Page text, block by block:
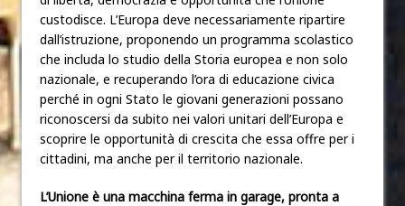
custodisce. L’Europa deve necessariamente ripartire
dall’istruzione, proponendo un programma scolastico
che includa lo studio della Storia europea e non solo
nazionale, e recuperando l’ora di educazione civica
perché in ogni Stato le giovani generazioni possano
riconoscersi da subito nei valori unitari dell’Europa e
scoprire le opportunità di crescita che essa offre per i
cittadini, ma anche per il territorio nazionale.
L’Unione è una macchina ferma in garage, pronta a